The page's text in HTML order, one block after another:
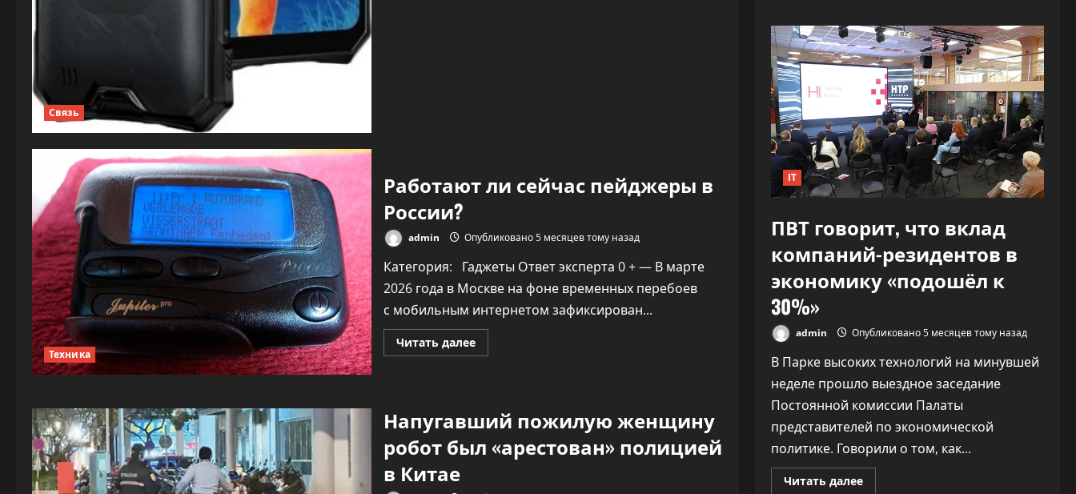
Связь
Техника
Работают ли сейчас пейджеры в
России?
admin Опубликовано 5 месяцев тому назад
Категория: Гаджеты Ответ эксперта 0 + — В марте
2026 года в Москве на фоне временных перебоев
с мобильным интернетом зафиксирован...
Читать далееПрочитать
больше
в
России?
Напугавший пожилую женщину
робот был «арестован» полицией
в Китае
ракета».
ИИ
почти
удвоил
скорость
разработки
софта,
обрушив
качество
IT
ПВТ говорит, что вклад
компаний-резидентов в
экономику «подошёл к
30%»
admin Опубликовано 5 месяцев тому назад
В Парке высоких технологий на минувшей
неделе прошло выездное заседание
Постоянной комиссии Палаты
представителей по экономической
политике. Говорили о том, как...
Читать далееПрочитать